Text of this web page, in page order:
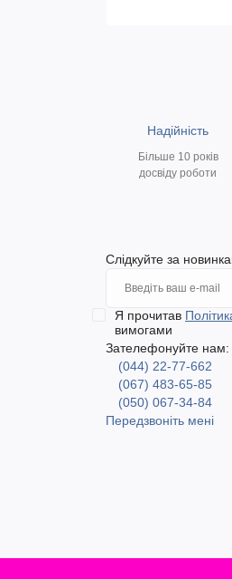
Надійність
Більше 10 років
досвіду роботи
Слідкуйте за
Я прочитав
вимогами
Зателефонуйте нам:
(044) 22-77-662
(067) 483-65-85
(050) 067-34-84
Передзвоніть мені